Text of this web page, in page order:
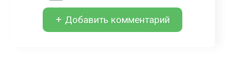
+ Добавить комментарий